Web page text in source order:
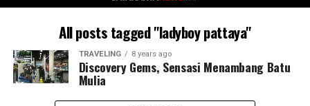
All posts tagged "ladyboy pattaya"
TRAVELING 8 years ago
Discovery Gems, Sensasi Menambang Batu
Mulia